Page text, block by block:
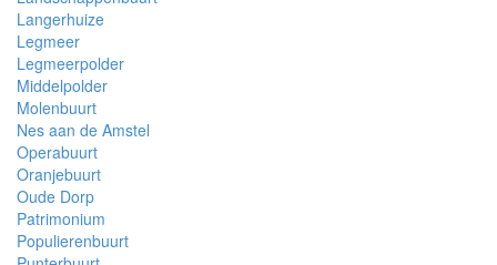
Langerhuize
Legmeer
Legmeerpolder
Middelpolder
Molenbuurt
Nes aan de Amstel
Operabuurt
Oranjebuurt
Oude Dorp
Patrimonium
Populierenbuurt